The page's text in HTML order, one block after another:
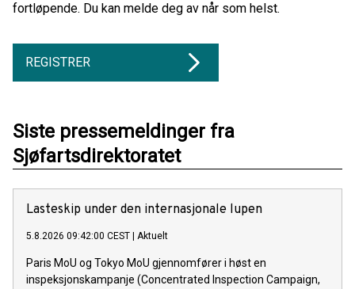
fortløpende. Du kan melde deg av når som helst.
REGISTRER
Siste pressemeldinger fra
Sjøfartsdirektoratet
Lasteskip under den internasjonale lupen
5.8.2026 09:42:00 CEST Aktuelt
Paris MoU og Tokyo MoU gjennomfører i høst en
inspeksjonskampanje (Concentrated Inspection Campaign,